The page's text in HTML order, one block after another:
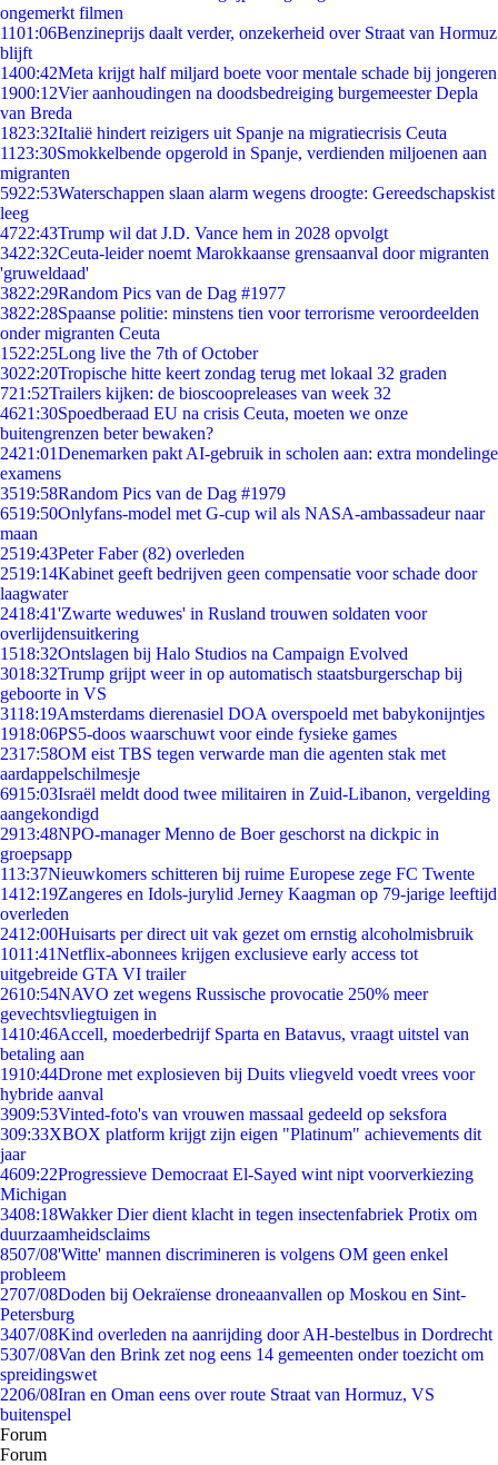
ongemerkt filmen
1101:06Benzineprijs daalt verder, onzekerheid over Straat van Hormuz
blijft
1400:42Meta krijgt half miljard boete voor mentale schade bij jongeren
1900:12Vier aanhoudingen na doodsbedreiging burgemeester Depla
van Breda
1823:32Italië hindert reizigers uit Spanje na migratiecrisis Ceuta
11 23:30Smokkelbende opgerold in Spanje, verdienden miljoenen aan
migranten
5922:53Waterschappen slaan alarm wegens droogte: Gereedschapskist
leeg
4722:43Trump wil dat J.D. Vance hem in 2028 opvolgt
3422:32Ceuta-leider noemt Marokkaanse grensaanval door migranten
'gruweldaad'
3822:29Random Pics van de Dag #1977
3822:28Spaanse politie: minstens tien voor terrorisme veroordeelden
onder migranten Ceuta
1522:25Long live the 7th of October
3022:20Tropische hitte keert zondag terug met lokaal 32 graden
721:52Trailers kijken: de bioscoopreleases van week 32
4621:30Spoedberaad EU na crisis Ceuta, moeten we onze
buitengrenzen beter bewaken?
2421:01Denemarken pakt AI-gebruik in scholen aan: extra mondelinge
examens
3519:58Random Pics van de Dag #1979
6519:50Onlyfans-model met G-cup wil als NASA-ambassadeur naar
maan
2519:43Peter Faber (82) overleden
2519:14Kabinet geeft bedrijven geen compensatie voor schade door
laagwater
2418:41'Zwarte weduwes' in Rusland trouwen soldaten voor
overlijdensuitkering
1518:32Ontslagen bij Halo Studios na Campaign Evolved
3018:32Trump grijpt weer in op automatisch staatsburgerschap bij
geboorte in VS
3118:19Amsterdams dierenasiel DOA overspoeld met babykonijntjes
1918:06PS5-doos waarschuwt voor einde fysieke games
2317:58OM eist TBS tegen verwarde man die agenten stak met
aardappelschilmesje
6915:03Israël meldt dood twee militairen in Zuid-Libanon, vergelding
aangekondigd
2913:48NPO-manager Menno de Boer geschorst na dickpic in
groepsapp
113:37Nieuwkomers schitteren bij ruime Europese zege FC Twente
1412:19Zangeres en Idols-jurylid Jerney Kaagman op 79-jarige leeftijd
overleden
2412:00Huisarts per direct uit vak gezet om ernstig alcoholmisbruik
1011:41Netflix-abonnees krijgen exclusieve early access tot
uitgebreide GTA VI trailer
2610:54NAVO zet wegens Russische provocatie 250% meer
gevechtsvliegtuigen in
1410:46Accell, moederbedrijf Sparta en Batavus, vraagt uitstel van
betaling aan
1910:44Drone met explosieven bij Duits vliegveld voedt vrees voor
hybride aanval
3909:53Vinted-foto's van vrouwen massaal gedeeld op seksfora
309:33XBOX platform krijgt zijn eigen "Platinum" achievements dit
jaar
4609:22Progressieve Democraat El-Sayed wint nipt voorverkiezing
Michigan
3408:18Wakker Dier dient klacht in tegen insectenfabriek Protix om
duurzaamheidsclaims
8507/08'Witte' mannen discrimineren is volgens OM geen enkel
probleem
2707/08Doden bij Oekraïense droneaanvallen op Moskou en Sint-
Petersburg
3407/08Kind overleden na aanrijding door AH-bestelbus in Dordrecht
5307/08Van den Brink zet nog eens 14 gemeenten onder toezicht om
spreidingswet
2206/08Iran en Oman eens over route Straat van Hormuz, VS
buitenspel
Forum
Forum